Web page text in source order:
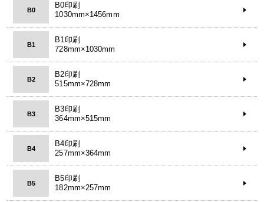
B0
B0印刷
1030mm×1456mm
B1
B1印刷
728mm×1030mm
B2
B2印刷
515mm×728mm
B3
B3印刷
364mm×515mm
B4
B4印刷
257mm×364mm
B5
B5印刷
182mm×257mm